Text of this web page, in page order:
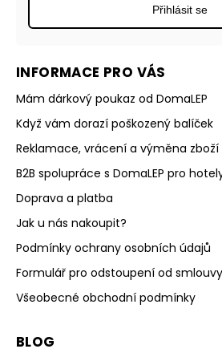
INFORMACE PRO VÁS
Mám dárkový poukaz od DomaLEP
Když vám dorazí poškozený balíček
Reklamace, vrácení a výměna zboží
B2B spolupráce s DomaLEP pro
Doprava a platba
Jak u nás nakoupit?
Podmínky ochrany osobních údajů
Formulář pro odstoupení od smlouvy
Všeobecné obchodní podmínky
BLOG
Přihlásit se